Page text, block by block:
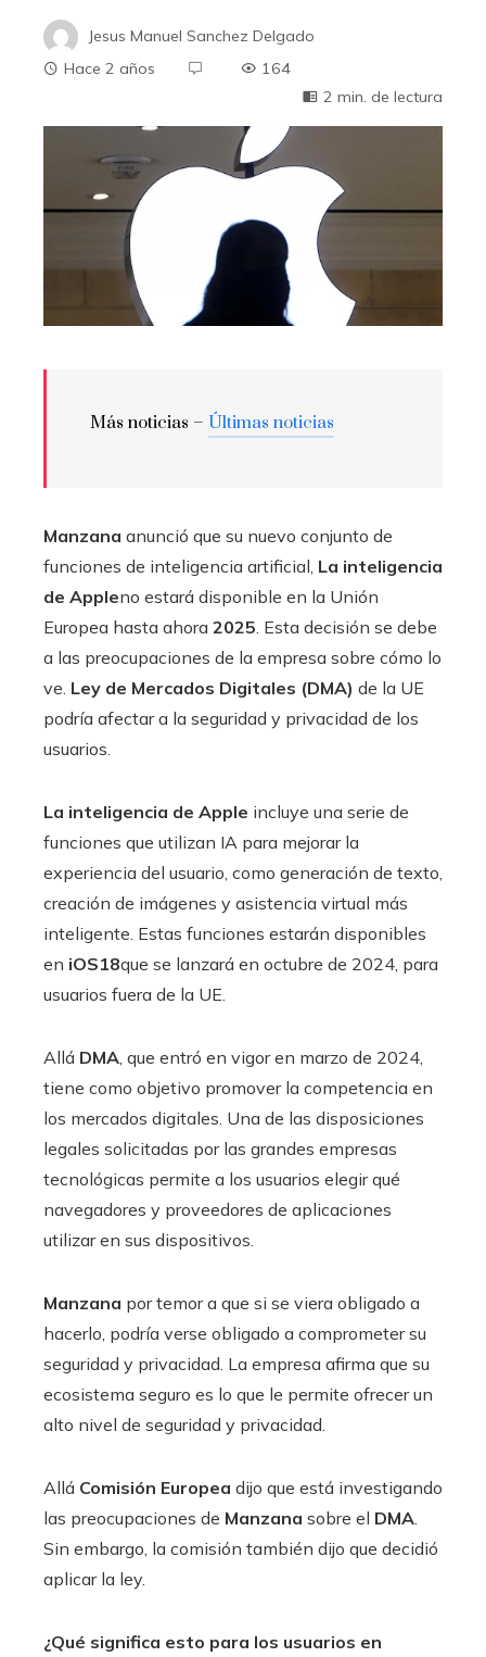
Jesus Manuel Sanchez Delgado
Hace 2 años
164
2 min. de lectura
Más noticias – Últimas noticias
Manzana anunció que su nuevo conjunto de
funciones de inteligencia artificial, La inteligencia
de Appleno estará disponible en la Unión
Europea hasta ahora 2025. Esta decisión se debe
a las preocupaciones de la empresa sobre cómo lo
ve. Ley de Mercados Digitales (DMA) de la UE
podría afectar a la seguridad y privacidad de los
usuarios.
La inteligencia de Apple incluye una serie de
funciones que utilizan IA para mejorar la
experiencia del usuario, como generación de texto,
creación de imágenes y asistencia virtual más
inteligente. Estas funciones estarán disponibles
en iOS18que se lanzará en octubre de 2024, para
usuarios fuera de la UE.
Allá DMA, que entró en vigor en marzo de 2024,
tiene como objetivo promover la competencia en
los mercados digitales. Una de las disposiciones
legales solicitadas por las grandes empresas
tecnológicas permite a los usuarios elegir qué
navegadores y proveedores de aplicaciones
utilizar en sus dispositivos.
Manzana por temor a que si se viera obligado a
hacerlo, podría verse obligado a comprometer su
seguridad y privacidad. La empresa afirma que su
ecosistema seguro es lo que le permite ofrecer un
alto nivel de seguridad y privacidad.
Allá Comisión Europea dijo que está investigando
las preocupaciones de Manzana sobre el DMA.
Sin embargo, la comisión también dijo que decidió
aplicar la ley.
¿Qué significa esto para los usuarios en